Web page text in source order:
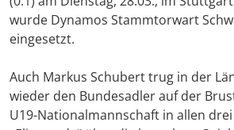
wurde Dynamos Stammtorwart
eingesetzt.
Auch Markus Schubert trug in der
wieder den Bundesadler auf der
U19-Nationalmannschaft in allen